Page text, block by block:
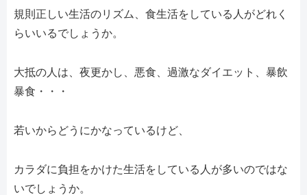
規則正しい生活のリズム、食生活をしている人がどれく
らいいるでしょうか。
大抵の人は、夜更かし、悪食、過激なダイエット、暴飲
暴食・・・
若いからどうにかなっているけど、
カラダに負担をかけた生活をしている人が多いのではな
いでしょうか。